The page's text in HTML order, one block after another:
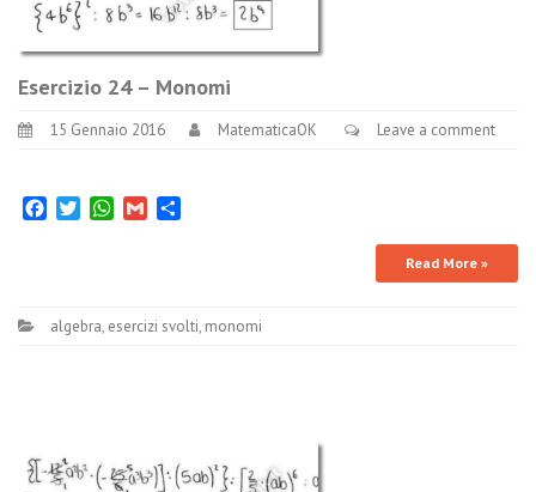
Esercizio 24 – Monomi
15 Gennaio 2016 MatematicaOK Leave a comment
FacebookTwitterWhatsApp
Gmail
Read More »
algebra, esercizi svolti, monomi